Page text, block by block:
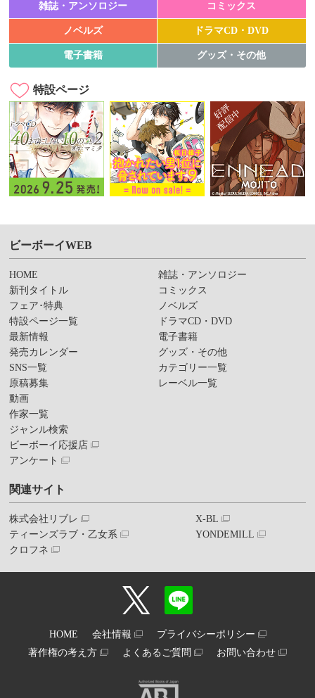
雑誌・アンソロジー コミックス
ノベルズ ドラマCD・DVD
電子書籍 グッズ・その他
特設ページ
ビーボーイWEB
HOME
新刊タイトル
フェア･特典
特設ページ一覧
最新情報
発売カレンダー
SNS一覧
原稿募集
動画
作家一覧
ジャンル検索
ビーボーイ応援店
アンケート
雑誌・アンソロジー
コミックス
ノベルズ
ドラマCD・DVD
電子書籍
グッズ・その他
カテゴリー一覧
レーベル一覧
関連サイト
株式会社リブレ
ティーンズラブ・乙女系
クロフネ
X-BL
YONDEMILL
HOME 会社情報
プライバシーポリシー
著作権の考え方
よくあるご質問 お問い合わせ